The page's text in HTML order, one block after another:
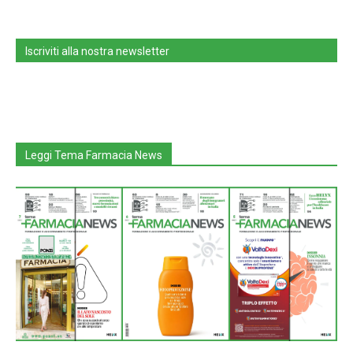
Iscriviti alla nostra newsletter
Leggi Tema Farmacia News